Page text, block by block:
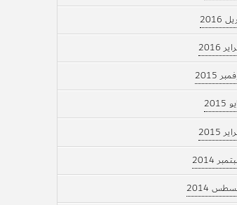
2016
2016
2015
2015
2014
2014